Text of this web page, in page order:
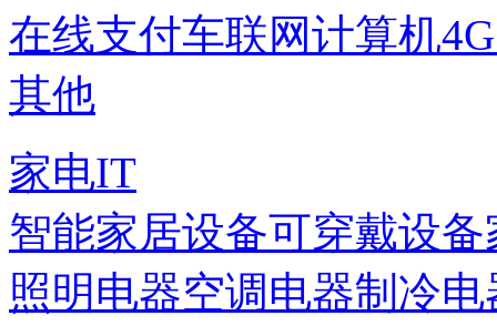
在线支付车联网计算机
其他
家电IT
智能家居设备可穿戴设备
照明电器空调电器制冷电